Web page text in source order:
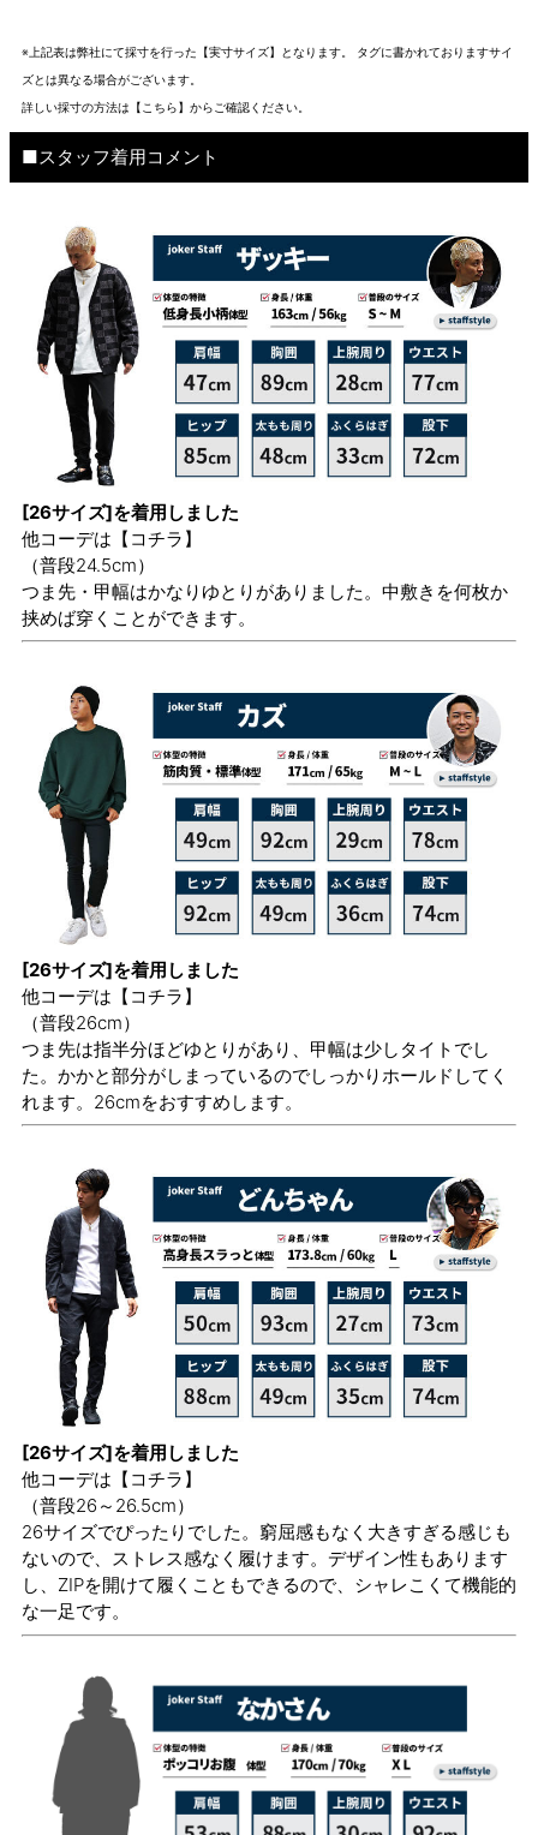
※上記表は弊社にて採寸を行った【実寸サイズ】となります。 タグに書かれておりますサイ
ズとは異なる場合がございます。
詳しい採寸の方法は 【こちら】から ご確認ください。
■スタッフ着用コメント
[26サイズ]を着用しました
他コーデは 【コチラ】
（普段24.5cm）
つま先・甲幅はかなりゆとりがありました。中敷きを何枚か
挟めば穿くことができます。
[26サイズ]を着用しました
他コーデは 【コチラ】
（普段26cm）
つま先は指半分ほどゆとりがあり、甲幅は少しタイトでし
た。かかと部分がしまっているのでしっかりホールドしてく
れます。26cmをおすすめします。
[26サイズ]を着用しました
他コーデは 【コチラ】
（普段26～26.5cm）
26サイズでぴったりでした。窮屈感もなく大きすぎる感じも
ないので、ストレス感なく履けます。デザイン性もあります
し、ZIPを開けて履くこともできるので、シャレこくて機能的
な一足です。